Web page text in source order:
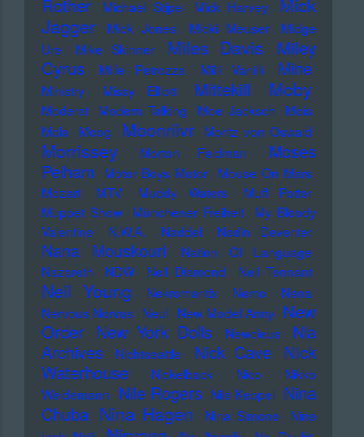
Rother
Michael Stipe Mick Harvey
Mick
Jagger
Mick Jones Micki Meuser
Midge
Ure
Mike Skinner Miles Davis
Miley
Cyrus
Mille Petrozza Milli Vanilli Mine
Ministry Missy Elliott Mittekill Moby
Moderat Modern Talking Moe Jacksch
Mois
Mola
Moog Moonriivr Moritz von Oswald
Morrissey Morton Feldman
Moses
Pelham
Motor Boys Motor
Mouse On Mars
Mozart
MTV Muddy Waters
Muff Potter
Muppet Show
Münchener Freiheit
My Bloody
Valentine
N.W.A. Naddel Nadin Deventer
Nana Mouskouri
Nation Of Language
Nazareth
NDW Neil Diamond Neil Tennant
Neil Young Nekromantix Nemo
Nena
Nervous Norvus Neu! New Model Army New
Order New York Dolls Newcleus
Nia
Archives
Nichtseattle Nick Cave
Nick
Waterhouse
Nickelback Nico
Nikko
Weidemann Nile Rogers Nils Keppel Nina
Chuba Nina Hagen Nina Simone
Nine